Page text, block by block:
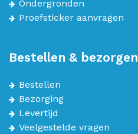
Ondergronden
Proefsticker aanvragen
Bestellen & bezorgen
Bestellen
Bezorging
Levertijd
Veelgestelde vragen